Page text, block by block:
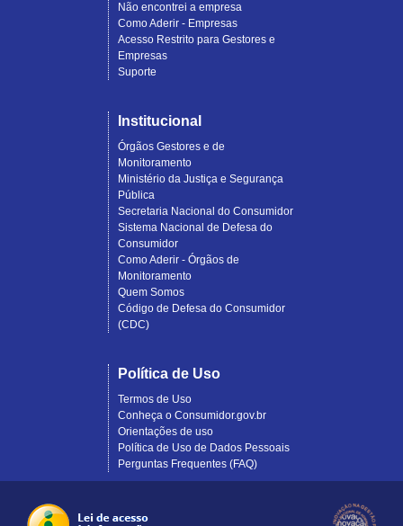
Não encontrei a empresa
Como Aderir - Empresas
Acesso Restrito para Gestores e
Empresas
Suporte
Institucional
Órgãos Gestores e de
Monitoramento
Ministério da Justiça e Segurança
Pública
Secretaria Nacional do Consumidor
Sistema Nacional de Defesa do
Consumidor
Como Aderir - Órgãos de
Monitoramento
Quem Somos
Código de Defesa do Consumidor
(CDC)
Política de Uso
Termos de Uso
Conheça o Consumidor.gov.br
Orientações de uso
Política de Uso de Dados Pessoais
Perguntas Frequentes (FAQ)